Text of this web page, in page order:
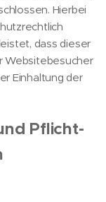
Hierbei
dass dieser
Websitebesucher
Einhaltung der
Pflicht­